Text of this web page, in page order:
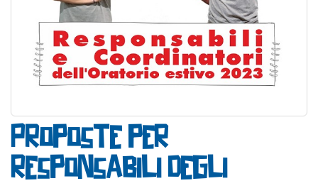
Proposte per
responsabili degli